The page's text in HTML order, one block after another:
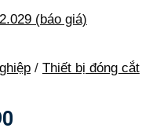
(báo giá)
/ Thiết bị đóng cắt